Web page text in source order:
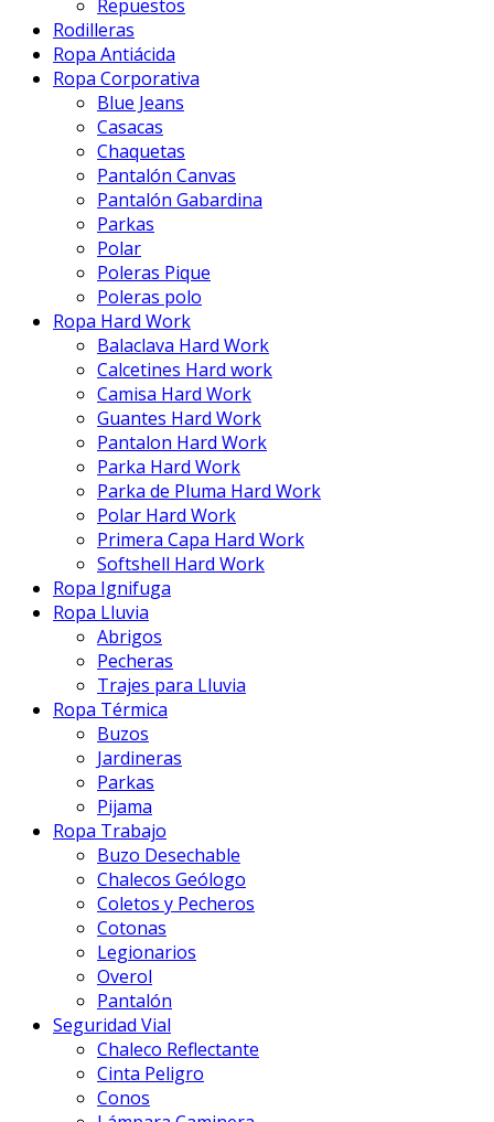
Repuestos
Rodilleras
Ropa Antiácida
Ropa Corporativa
Blue Jeans
Casacas
Chaquetas
Pantalón Canvas
Pantalón Gabardina
Parkas
Polar
Poleras Pique
Poleras polo
Ropa Hard Work
Balaclava Hard Work
Calcetines Hard work
Camisa Hard Work
Guantes Hard Work
Pantalon Hard Work
Parka Hard Work
Parka de Pluma Hard Work
Polar Hard Work
Primera Capa Hard Work
Softshell Hard Work
Ropa Ignifuga
Ropa Lluvia
Abrigos
Pecheras
Trajes para Lluvia
Ropa Térmica
Buzos
Jardineras
Parkas
Pijama
Ropa Trabajo
Buzo Desechable
Chalecos Geólogo
Coletos y Pecheros
Cotonas
Legionarios
Overol
Pantalón
Seguridad Vial
Chaleco Reflectante
Cinta Peligro
Conos